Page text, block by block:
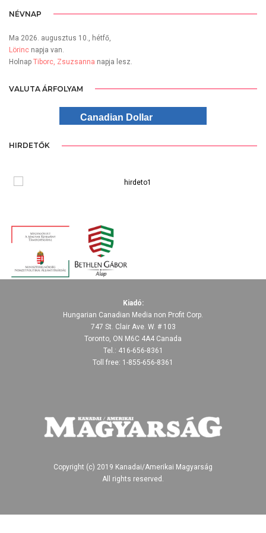
NÉVNAP
Ma 2026. augusztus 10., hétfő,
Lörinc napja van.
Holnap Tiborc, Zsuzsanna napja lesz.
VALUTA ÁRFOLYAM
Canadian Dollar
HIRDETŐK
Kiadó:
Hungarian Canadian Media non Profit Corp.
747 St. Clair Ave. W. # 103
Toronto, ON M6C 4A4 Canada
Tel.: 416-656-8361
Toll free: 1-855-656-8361
Copyright (c) 2019 Kanadai/Amerikai Magyarság
All rights reserved.